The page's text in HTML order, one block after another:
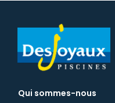
Qui sommes-nous